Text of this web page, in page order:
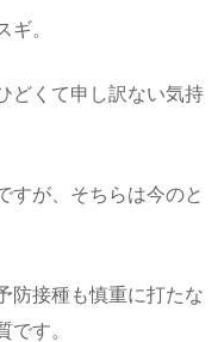
ギ。
どくて申し訳ない気持
すが、そちらは今のと
防接種も慎重に打たな
です。